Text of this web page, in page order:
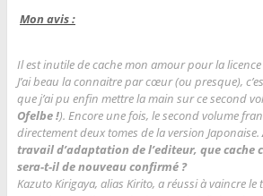
Mon avis :
Il est inutile de cache mon amour pour la licence
J’ai beau la connaitre par cœur (ou presque),
que j’ai pu enfin mettre la main sur ce second
Ofelbe !). Encore une fois, le second volume
directement deux tomes de la version Japonaise.
travail d’adaptation de l’editeur, que cache
sera-t-il de nouveau confirmé ?
Kazuto Kirigaya, alias Kirito, a réussi à vaincre